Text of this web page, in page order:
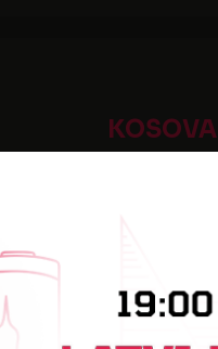
KOSOVA
IZRAĒLA